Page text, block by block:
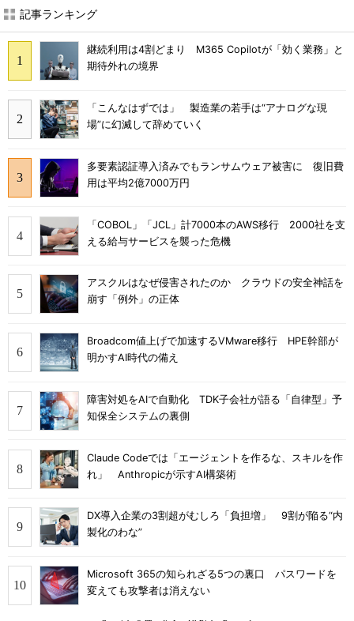
記事ランキング
継続利用は4割どまり M365 Copilotが「効く業務」と
期待外れの境界
「こんなはずでは」 製造業の若手は“アナログな現
場”に幻滅して辞めていく
多要素認証導入済みでもランサムウェア被害に 復旧費
用は平均2億7000万円
「COBOL」「JCL」計7000本のAWS移行 2000社を支
える給与サービスを襲った危機
アスクルはなぜ侵害されたのか クラウドの安全神話を
崩す「例外」の正体
Broadcom値上げで加速するVMware移行 HPE幹部が
明かすAI時代の備え
障害対処をAIで自動化 TDK子会社が語る「自律型」予
知保全システムの裏側
Claude Codeでは「エージェントを作るな、スキルを作
れ」 Anthropicが示すAI構築術
DX導入企業の3割超がむしろ「負担増」 9割が陥る“内
製化のわな”
Microsoft 365の知られざる5つの裏口 パスワードを
変えても攻撃者は消えない